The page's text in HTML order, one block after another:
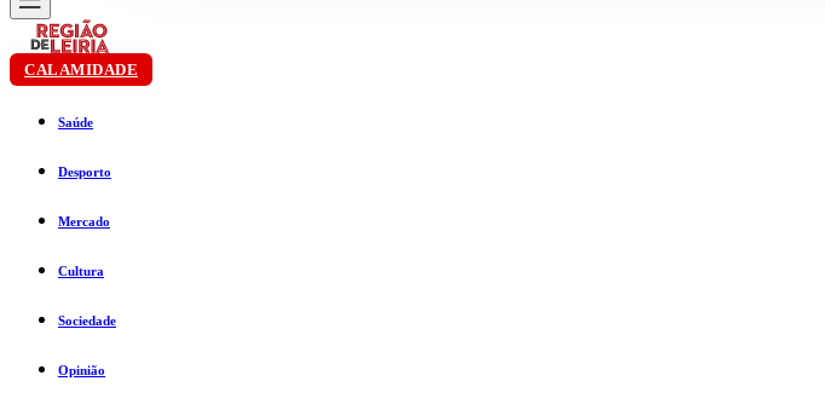
CALAMIDADE
Saúde
Desporto
Mercado
Cultura
Sociedade
Opinião